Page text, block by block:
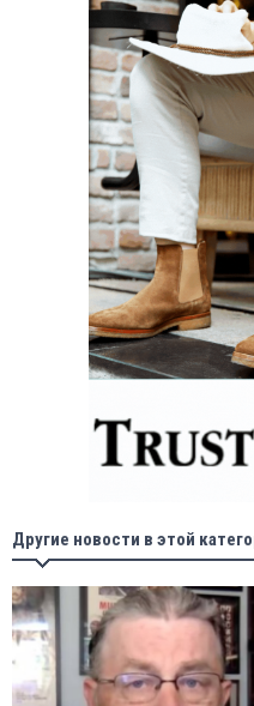
Другие новости в этой